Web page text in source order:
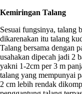
Kemiringan Talang
Sesuai fungsinya, talang
dikarenakan itu talang
Talang bersama dengan
usahakan dipecah jadi 2
yakni 1-2cm per 3 m
talang yang mempunyai
2 cm lebih rendak